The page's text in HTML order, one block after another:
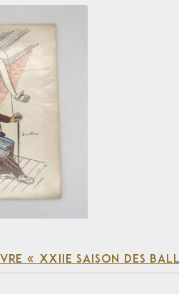
« XXIIE SAISON DES